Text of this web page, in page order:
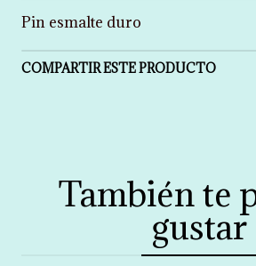
Pin esmalte duro
COMPARTIR ESTE PRODUCTO
También te
gustar